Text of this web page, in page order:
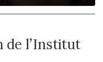
de l’Institut